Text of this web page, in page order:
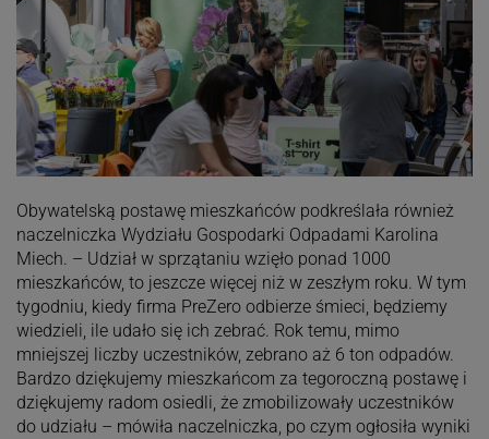
Obywatelską postawę mieszkańców podkreślała również
naczelniczka Wydziału Gospodarki Odpadami Karolina
Miech. – Udział w sprzątaniu wzięło ponad 1000
mieszkańców, to jeszcze więcej niż w zeszłym roku. W tym
tygodniu, kiedy firma PreZero odbierze śmieci, będziemy
wiedzieli, ile udało się ich zebrać. Rok temu, mimo
mniejszej liczby uczestników, zebrano aż 6 ton odpadów.
Bardzo dziękujemy mieszkańcom za tegoroczną postawę i
dziękujemy radom osiedli, że zmobilizowały uczestników
do udziału – mówiła naczelniczka, po czym ogłosiła wyniki